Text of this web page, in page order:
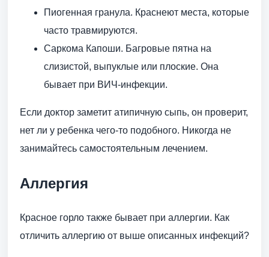
Пиогенная гранула. Краснеют места, которые
часто травмируются.
Саркома Капоши. Багровые пятна на
слизистой, выпуклые или плоские. Она
бывает при ВИЧ-инфекции.
Если доктор заметит атипичную сыпь, он проверит,
нет ли у ребенка чего-то подобного. Никогда не
занимайтесь самостоятельным лечением.
Аллергия
Красное горло также бывает при аллергии. Как
отличить аллергию от выше описанных инфекций?